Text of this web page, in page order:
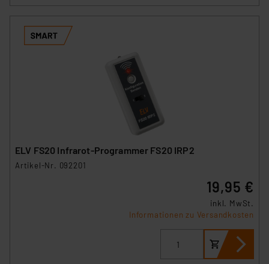
ELV FS20 Infrarot-Programmer FS20 IRP2
Artikel-Nr. 092201
19,95 €
inkl. MwSt.
Informationen zu Versandkosten